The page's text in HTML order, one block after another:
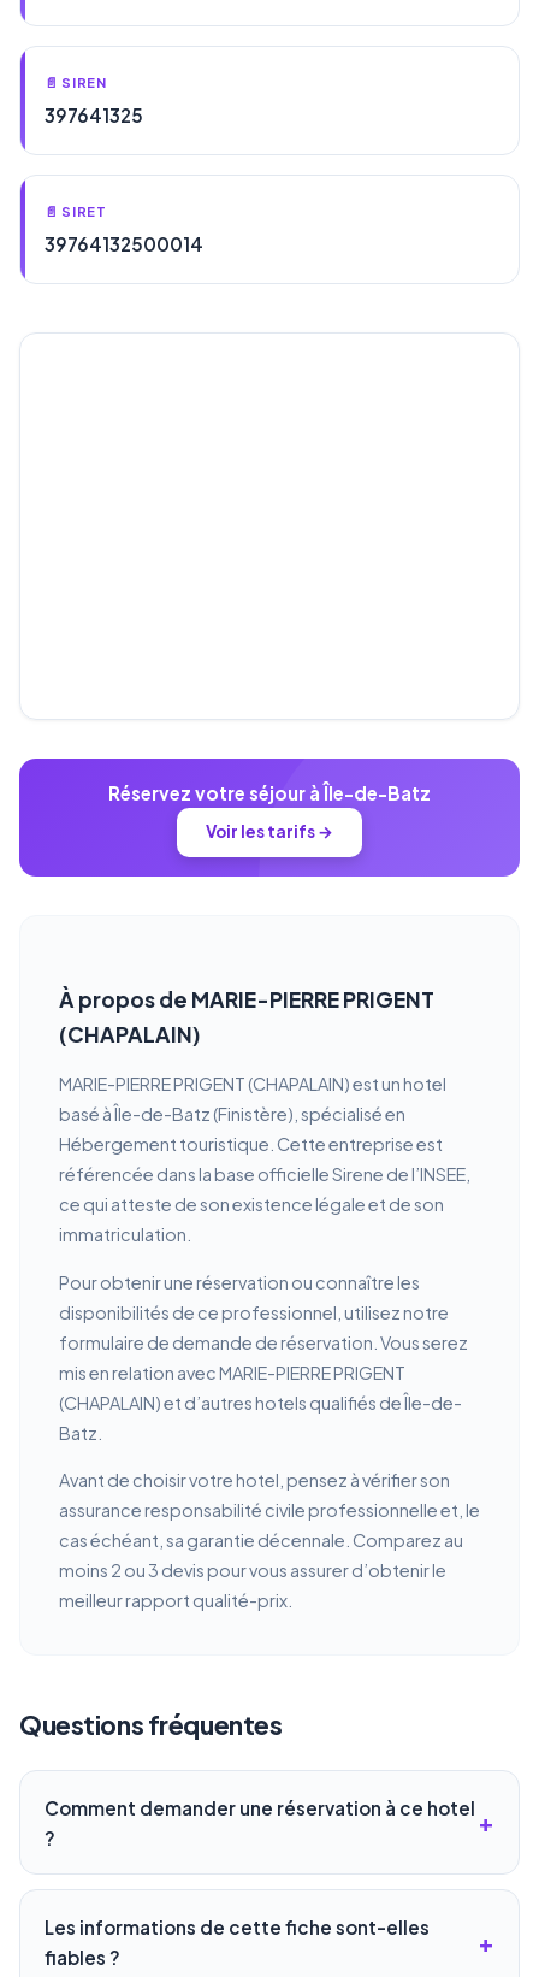
📄 SIREN
397641325
📄 SIRET
39764132500014
Réservez votre séjour à Île-de-Batz
Voir les tarifs →
À propos de MARIE-PIERRE PRIGENT
(CHAPALAIN)
MARIE-PIERRE PRIGENT (CHAPALAIN) est un hotel
basé à Île-de-Batz (Finistère), spécialisé en
Hébergement touristique. Cette entreprise est
référencée dans la base officielle Sirene de l’INSEE,
ce qui atteste de son existence légale et de son
immatriculation.
Pour obtenir une réservation ou connaître les
disponibilités de ce professionnel, utilisez notre
formulaire de demande de réservation. Vous serez
mis en relation avec MARIE-PIERRE PRIGENT
(CHAPALAIN) et d’autres hotels qualifiés de Île-de-
Batz.
Avant de choisir votre hotel, pensez à vérifier son
assurance responsabilité civile professionnelle et, le
cas échéant, sa garantie décennale. Comparez au
moins 2 ou 3 devis pour vous assurer d’obtenir le
meilleur rapport qualité-prix.
Questions fréquentes
Comment demander une réservation à ce hotel
?
Les informations de cette fiche sont-elles
fiables ?